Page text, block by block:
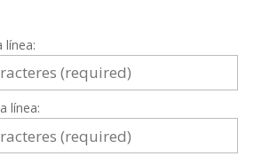
línea:
línea: